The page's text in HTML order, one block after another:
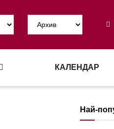
КАЛЕНДАР
Най-